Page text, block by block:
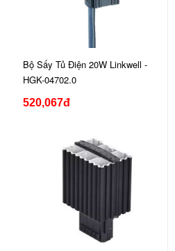
Bộ Sấy Tủ Điện 20W Linkwell -
HGK-04702.0
520,067đ